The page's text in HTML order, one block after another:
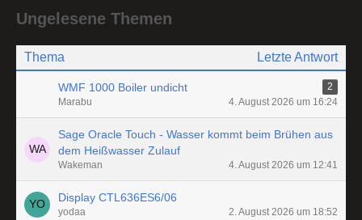
Ungelesene Themen
Thema Letzte Antwort
WMF 1000 Boiler undicht
2
Marabu
4. August 2026 um 16:24
Sage Oracle Touch - Wasser kommt beim Brühen aus
dem Heißwasser Zulauf
Wakeman 4. August 2026 um 12:41
Display CTL636ES6/06
yodaa 2. August 2026 um 18:52